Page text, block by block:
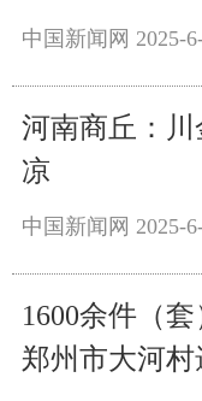
中国新闻网 2025-
河南商丘：
凉
中国新闻网 2025-
1600余件（
郑州市大河